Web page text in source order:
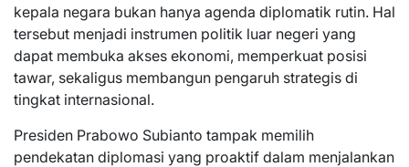
kepala negara bukan hanya agenda diplomatik rutin. Hal
tersebut menjadi instrumen politik luar negeri yang
dapat membuka akses ekonomi, memperkuat posisi
tawar, sekaligus membangun pengaruh strategis di
tingkat internasional.
Presiden Prabowo Subianto tampak memilih
pendekatan diplomasi yang proaktif dalam menjalankan